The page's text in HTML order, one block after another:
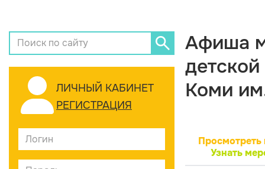
ЛИЧНЫЙ КАБИНЕТ
РЕГИСТРАЦИЯ
Афиша
Коми
Просмотреть
Узнать